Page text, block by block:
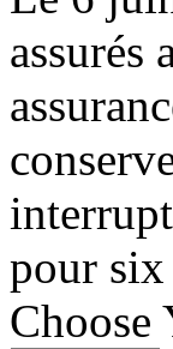
assurés
pour six
Choose